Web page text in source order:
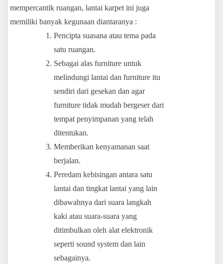
mempercantik ruangan, lantai karpet ini juga
memiliki banyak kegunaan diantaranya :
Pencipta suasana atau tema pada
satu ruangan.
Sebagai alas furniture untuk
melindungi lantai dan furniture itu
sendiri dari gesekan dan agar
furniture tidak mudah bergeser dari
tempat penyimpanan yang telah
ditentukan.
Memberikan kenyamanan saat
berjalan.
Peredam kebisingan antara satu
lantai dan tingkat lantai yang lain
dibawahnya dari suara langkah
kaki atau suara-suara yang
ditimbulkan oleh alat elektronik
seperti sound system dan lain
sebagainya.